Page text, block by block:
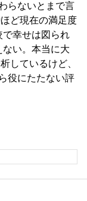
らないとまで言
ど現在の満足度
で幸せは図られ
ない。本当に大
しているけど、
役にたたない評